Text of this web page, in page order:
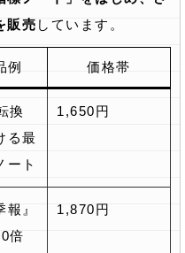
販売 しています。
例 価格帯
換
る最
ート
1,650円
報』
倍
1,870円